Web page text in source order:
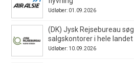
Udløber: 01.09.2026
(DK) Jysk Rejsebureau
salgskontorer i hele landet
Udløber: 10.09.2026